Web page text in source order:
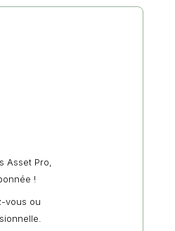
Asset Pro,
!
vous ou